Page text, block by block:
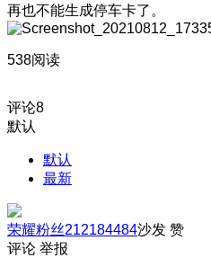
再也不能生成停车卡了。
538阅读
评论8
默认
默认
最新
荣耀粉丝212184484沙发 赞
评论 举报